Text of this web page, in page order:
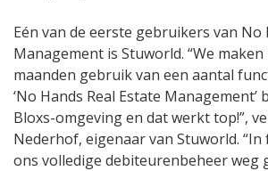
Eén van de eerste gebruikers van No
Management is Stuworld. “We
maanden gebruik van een aantal
‘No Hands Real Estate Management’
Bloxs-omgeving en dat werkt top!”,
Nederhof, eigenaar van Stuworld.
ons volledige debiteurenbeheer weg